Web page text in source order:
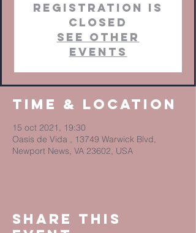
Registration is
Closed
See other
events
Time & Location
15 oct 2021, 19:30
Oasis de Vida , 13749 Warwick Blvd,
Newport News, VA 23602, USA
Share This